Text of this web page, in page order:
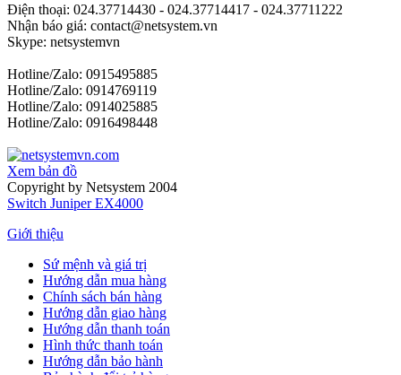
Điện thoại: 024.37714430 - 024.37714417 - 024.37711222
Nhận báo giá: contact@netsystem.vn
Skype: netsystemvn
Hotline/Zalo: 0915495885
Hotline/Zalo: 0914769119
Hotline/Zalo: 0914025885
Hotline/Zalo: 0916498448
Xem bản đồ
Copyright by Netsystem 2004
Switch Juniper EX4000
Giới thiệu
Sứ mệnh và giá trị
Hướng dẫn mua hàng
Chính sách bán hàng
Hướng dẫn giao hàng
Hướng dẫn thanh toán
Hình thức thanh toán
Hướng dẫn bảo hành